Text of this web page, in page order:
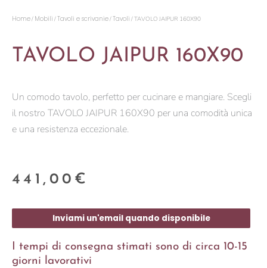
Home/ Mobili /Tavoli e scrivanie/Tavoli / TAVOLO JAIPUR 160X90
TAVOLO JAIPUR 160X90
Un comodo tavolo, perfetto per cucinare e mangiare. Scegli
il nostro TAVOLO JAIPUR 160X90 per una comodità unica
e una resistenza eccezionale.
441,00 €
Inviami un'email quando disponibile
I tempi di consegna stimati sono di circa 10-15
giorni lavorativi